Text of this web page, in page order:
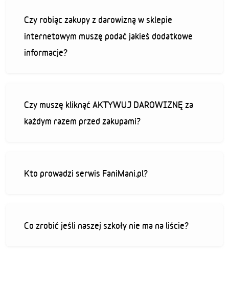
Czy robiąc zakupy z darowizną w sklepie
internetowym muszę podać jakieś dodatkowe
informacje?
Czy muszę kliknąć AKTYWUJ DAROWIZNĘ za
każdym razem przed zakupami?
Kto prowadzi serwis FaniMani.pl?
Co zrobić jeśli naszej szkoły nie ma na liście?